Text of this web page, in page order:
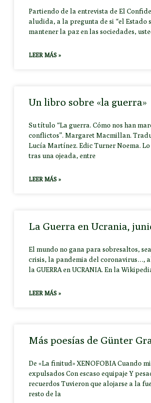
Partiendo de la entrevista de El
aludida, a la pregunta de si “el Estado
mantener la paz en las sociedades,
LEER MÁS »
Un libro sobre «la guerra»
Su título “La guerra. Cómo nos han
conflictos”. Margaret Macmillan.
Lucía Martínez. Edic Turner Noema.
tras una ojeada, entre
LEER MÁS »
La Guerra en Ucrania,
El mundo no gana para sobresaltos,
crisis, la pandemia del coronavirus…,
la GUERRA en UCRANIA. En la
LEER MÁS »
Más poesías de Günter
De «La finitud» XENOFOBIA Cuando
expulsados Con escaso equipaje Y
recuerdos Tuvieron que alojarse a la
resto de la